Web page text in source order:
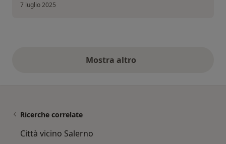
7 luglio 2025
Mostra altroopinioni di cui sopra
Ricerche correlate
Città vicino Salerno